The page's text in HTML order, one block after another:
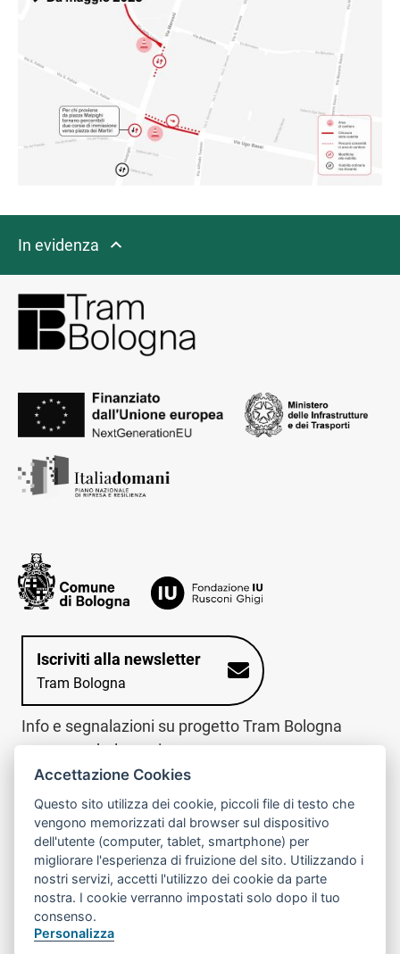
In evidenza
Iscriviti alla newsletter
Tram Bologna
Info e segnalazioni su progetto Tram Bologna
www.trambologna.it
trova infopoint sulla mappa interattiva
Trova l'infopoint
più vicino
telefona al call center
Chiama il call
center
800078611
Contatto cantiere per emergenze nei giorni festivi
o nelle ore notturne:366 65 36 063
Accettazione Cookies
Questo sito utilizza dei cookie, piccoli file di testo che
vengono memorizzati dal browser sul dispositivo
dell'utente (computer, tablet, smartphone) per
migliorare l'esperienza di fruizione del sito. Utilizzando i
nostri servizi, accetti l'utilizzo dei cookie da parte
nostra. I cookie verranno impostati solo dopo il tuo
consenso.
Personalizza